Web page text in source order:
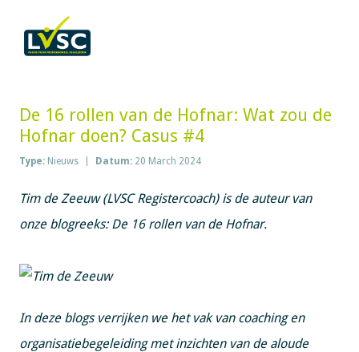
De 16 rollen van de Hofnar: Wat zou de
Hofnar doen? Casus #4
Type: Nieuws Datum: 20 March 2024
Tim de Zeeuw (LVSC Registercoach) is de auteur van
onze blogreeks: De 16 rollen van de Hofnar.
In deze blogs verrijken we het vak van coaching en
organisatiebegeleiding met inzichten van de aloude